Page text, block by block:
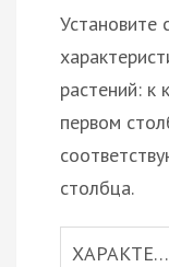
Установите
растений: к
первом
столбца.
ХАРАКТЕ…